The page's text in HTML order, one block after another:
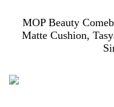
MOP Beauty
Matte Cushion,